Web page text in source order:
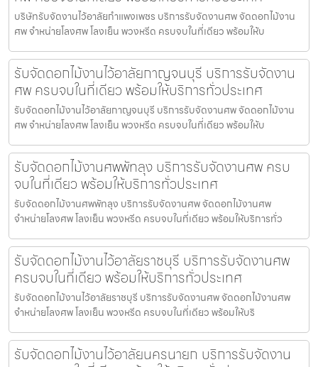
บริษัทรับจัดงานไว้อาลัยกำแพงเพชร บริการรับจัดงานศพ จัดดอกไม้งาน
ศพ จำหน่ายโลงศพ โลงเย็น พวงหรีด ครบจบในที่เดียว พร้อมให้บ
รับจัดดอกไม้งานไว้อาลัยกาญจนบุรี บริการรับจัดงาน
ศพ ครบจบในที่เดียว พร้อมให้บริการทั่วประเทศ
รับจัดดอกไม้งานไว้อาลัยกาญจนบุรี บริการรับจัดงานศพ จัดดอกไม้งาน
ศพ จำหน่ายโลงศพ โลงเย็น พวงหรีด ครบจบในที่เดียว พร้อมให้บ
รับจัดดอกไม้งานศพพัทลุง บริการรับจัดงานศพ ครบ
จบในที่เดียว พร้อมให้บริการทั่วประเทศ
รับจัดดอกไม้งานศพพัทลุง บริการรับจัดงานศพ จัดดอกไม้งานศพ
จำหน่ายโลงศพ โลงเย็น พวงหรีด ครบจบในที่เดียว พร้อมให้บริการทั่ว
รับจัดดอกไม้งานไว้อาลัยราชบุรี บริการรับจัดงานศพ
ครบจบในที่เดียว พร้อมให้บริการทั่วประเทศ
รับจัดดอกไม้งานไว้อาลัยราชบุรี บริการรับจัดงานศพ จัดดอกไม้งานศพ
จำหน่ายโลงศพ โลงเย็น พวงหรีด ครบจบในที่เดียว พร้อมให้บริ
รับจัดดอกไม้งานไว้อาลัยนครนายก บริการรับจัดงาน